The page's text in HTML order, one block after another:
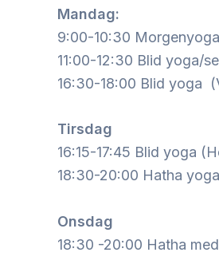
Mandag:
9:00-10:30
11:00-12:30 Blid yoga/
16:30-18:00 Blid yoga
Tirsdag
16:15-17:45 Blid yoga
18:30-20:00 Hatha
Onsdag
18:30 -20:00 Hatha